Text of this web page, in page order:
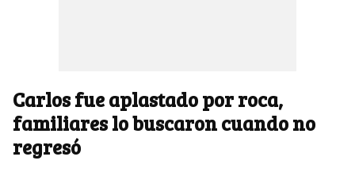
Carlos fue aplastado por roca,
familiares lo buscaron cuando no
regresó